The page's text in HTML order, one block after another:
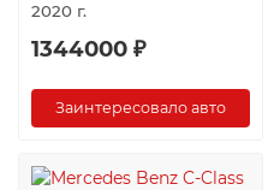
2020 г.
1344000 ₽
Заинтересовало авто